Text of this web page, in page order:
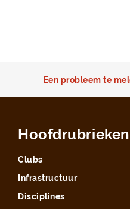
Een probleem te
Hoofdrubrieken
Clubs
Infrastructuur
Disciplines